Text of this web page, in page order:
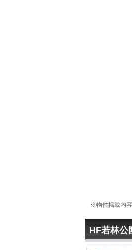
※物件掲載内容
HF若林公